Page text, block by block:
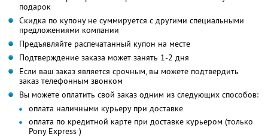
подарок
Скидка по купону не суммируется с другими специальными
предложениями компании
Предъявляйте распечатанный купон на месте
Подтверждение заказа может занять 1-2 дня
Если ваш заказ является срочным, вы можете подтвердить
заказ телефонным звонком
Вы можете оплатить свой заказ одним из следующих способов:
оплата наличными курьеру при доставке
оплата по кредитной карте при доставке курьером (только
Pony Express )